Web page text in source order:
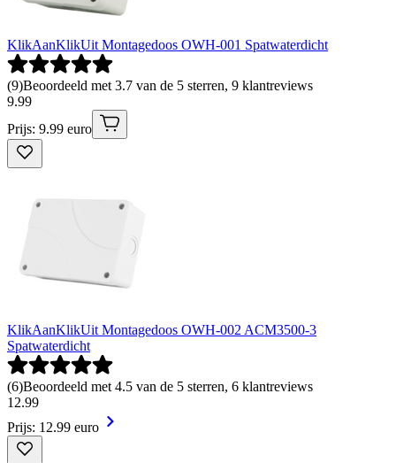
KlikAanKlikUit Montagedoos OWH-001 Spatwaterdicht
(9)Beoordeeld met 3.7 van de 5 sterren, 9 klantreviews
9.99
Prijs: 9.99 euro
KlikAanKlikUit Montagedoos OWH-002 ACM3500-3
Spatwaterdicht
(6)Beoordeeld met 4.5 van de 5 sterren, 6 klantreviews
12.99
Prijs: 12.99 euro